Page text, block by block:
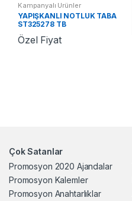
Kampanyalı Ürünler
YAPIŞKANLI NOTLUK TABA
ST325278 TB
Özel Fiyat
Çok Satanlar
Promosyon 2020 Ajandalar
Promosyon Kalemler
Promosyon Anahtarlıklar